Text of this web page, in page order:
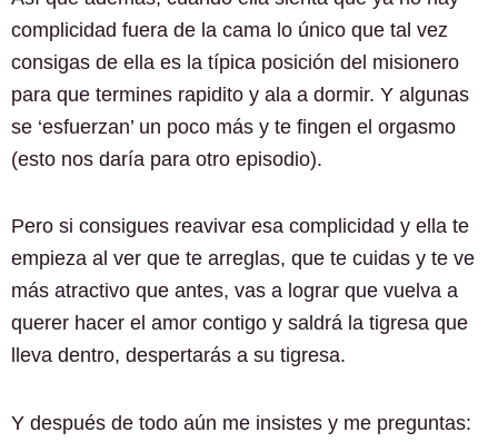
complicidad fuera de la cama lo único que tal vez
consigas de ella es la típica posición del misionero
para que termines rapidito y ala a dormir. Y algunas
se ‘esfuerzan’ un poco más y te fingen el orgasmo
(esto nos daría para otro episodio).
Pero si consigues reavivar esa complicidad y ella te
empieza al ver que te arreglas, que te cuidas y te ve
más atractivo que antes, vas a lograr que vuelva a
querer hacer el amor contigo y saldrá la tigresa que
lleva dentro, despertarás a su tigresa.
Y después de todo aún me insistes y me preguntas: